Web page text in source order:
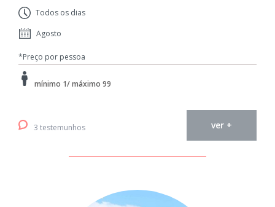
Todos os dias
Agosto
*Preço por pessoa
mínimo 1/ máximo 99
3 testemunhos ver +